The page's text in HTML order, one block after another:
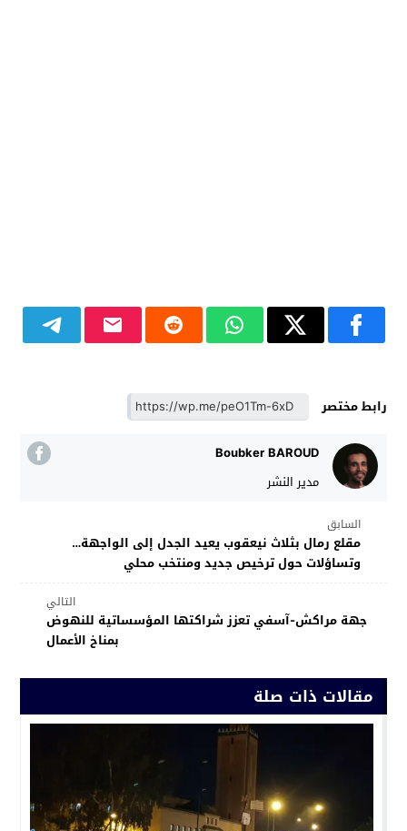
رابط مختصر
Boubker BAROUD
مدير النشر
السابق
مقلع رمال بثلاث نيعقوب يعيد الجدل إلى الواجهة…
وتساؤلات حول ترخيص جديد ومنتخب محلي
التالي
جهة مراكش-آسفي تعزز شراكتها المؤسساتية للنهوض
بمناخ الأعمال
مقالات ذات صلة